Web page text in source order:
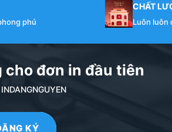
phú
CHẤT
Luôn luôn
cho đơn in đầu tiên